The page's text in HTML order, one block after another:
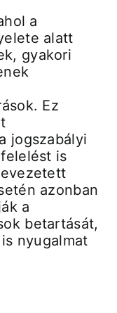
a
alatt
gyakori
Ez
jogszabályi
is
azonban
a
betartását,
nyugalmat